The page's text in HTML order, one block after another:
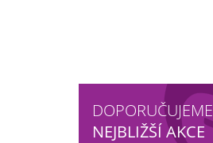
DOPORUČUJEME
NEJBLIŽŠÍ AKCE